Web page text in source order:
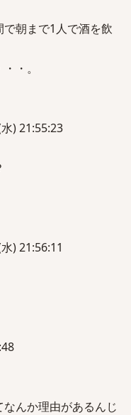
朝まで1人で酒を飲
・。
) 21:55:23
) 21:56:11
んか理由があるんじ